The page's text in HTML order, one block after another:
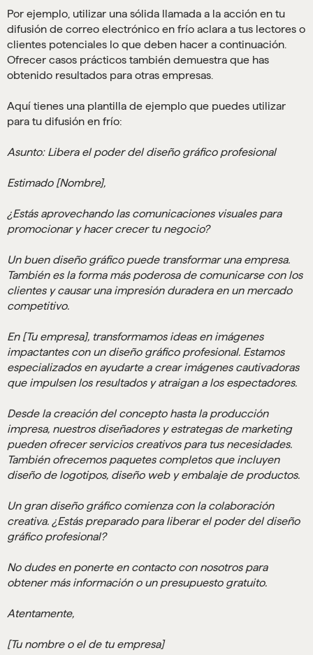
Por ejemplo, utilizar una sólida llamada a la acción en tu
difusión de correo electrónico en frío aclara a tus lectores o
clientes potenciales lo que deben hacer a continuación.
Ofrecer casos prácticos también demuestra que has
obtenido resultados para otras empresas.
Aquí tienes una plantilla de ejemplo que puedes utilizar
para tu difusión en frío:
Asunto: Libera el poder del diseño gráfico profesional
Estimado [Nombre],
¿Estás aprovechando las comunicaciones visuales para
promocionar y hacer crecer tu negocio?
Un buen diseño gráfico puede transformar una empresa.
También es la forma más poderosa de comunicarse con los
clientes y causar una impresión duradera en un mercado
competitivo.
En [Tu empresa], transformamos ideas en imágenes
impactantes con un diseño gráfico profesional. Estamos
especializados en ayudarte a crear imágenes cautivadoras
que impulsen los resultados y atraigan a los espectadores.
Desde la creación del concepto hasta la producción
impresa, nuestros diseñadores y estrategas de marketing
pueden ofrecer servicios creativos para tus necesidades.
También ofrecemos paquetes completos que incluyen
diseño de logotipos, diseño web y embalaje de productos.
Un gran diseño gráfico comienza con la colaboración
creativa. ¿Estás preparado para liberar el poder del diseño
gráfico profesional?
No dudes en ponerte en contacto con nosotros para
obtener más información o un presupuesto gratuito.
Atentamente,
[Tu nombre o el de tu empresa]